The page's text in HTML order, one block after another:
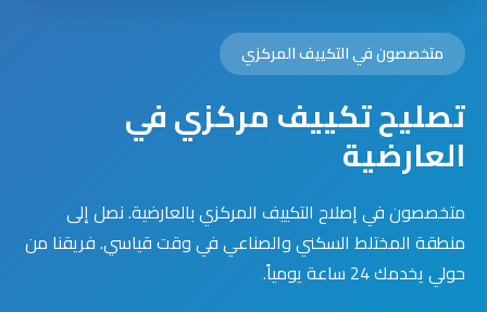
متخصصون في التكييف المركزي
تصليح تكييف مركزي في
العارضية
متخصصون في إصلاح التكييف المركزي بالعارضية. نصل إلى
منطقة المختلط السكني والصناعي في وقت قياسي. فريقنا من
حولي يخدمك 24 ساعة يومياً.